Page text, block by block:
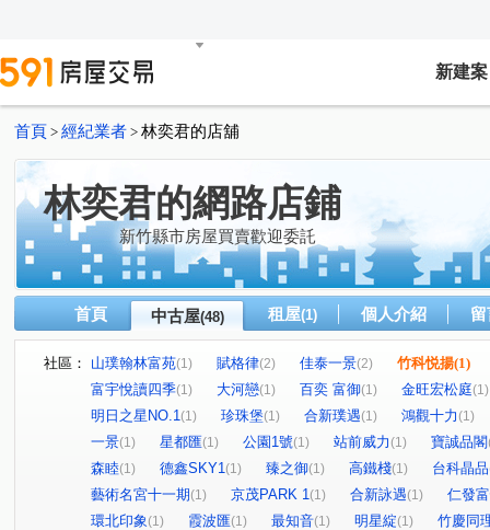
新建案
首頁 > 經紀業者 > 林奕君的店舖
林奕君的網路店鋪
新竹縣市房屋買賣歡迎委託
首頁 中古屋(48) 租屋(1) 個人介紹
社區： 山璞翰林富苑(1) 賦格律(2) 佳泰一景(2) 竹科悦揚(1)
富宇悅讀四季(1) 大河戀(1) 百奕 富御(1) 金旺宏松庭(1)
明日之星NO.1(1) 珍珠堡(1) 合新璞遇(1) 鴻觀十力(1)
一景(1) 星都匯(1) 公園1號(1) 站前威力(1) 寶誠品閣
森睦(1) 德鑫SKY1(1) 臻之御(1) 高鐵棧(1) 台科晶品
藝術名宮十一期(1) 京茂PARK 1(1) 合新詠遇(1)
仁發
環北印象(1) 霞波匯(1) 最知音(1) 明星綻(1)
竹慶同